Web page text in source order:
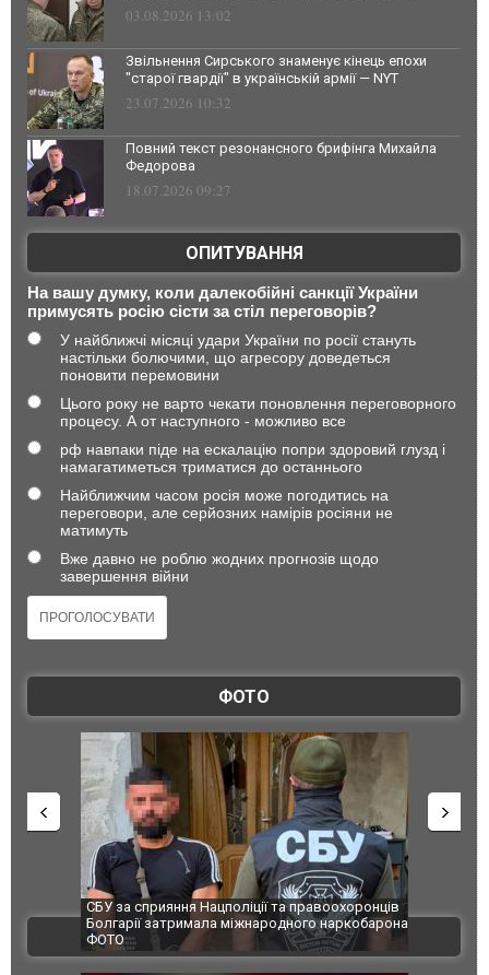
03.08.2026 13:02
Звільнення Сирського знаменує кінець епохи
"старої гвардії" в українській армії — NYT
23.07.2026 10:32
Повний текст резонансного брифінга Михайла
Федорова
18.07.2026 09:27
ОПИТУВАННЯ
На вашу думку, коли далекобійні санкції України
примусять росію сісти за стіл переговорів?
У найближчі місяці удари України по росії стануть
настільки болючими, що агресору доведеться
поновити перемовини
Цього року не варто чекати поновлення переговорного
процесу. А от наступного - можливо все
рф навпаки піде на ескалацію попри здоровий глузд і
намагатиметься триматися до останнього
Найближчим часом росія може погодитись на
переговори, але серйозних намірів росіяни не
матимуть
Вже давно не роблю жодних прогнозів щодо
завершення війни
ФОТО
пожежі у
СБУ за сприяння Нацполіції та правоохоронців
Болгарії затримала міжнародного наркобарона.
ФОТО
Росіяни
одна
ВІДЕО